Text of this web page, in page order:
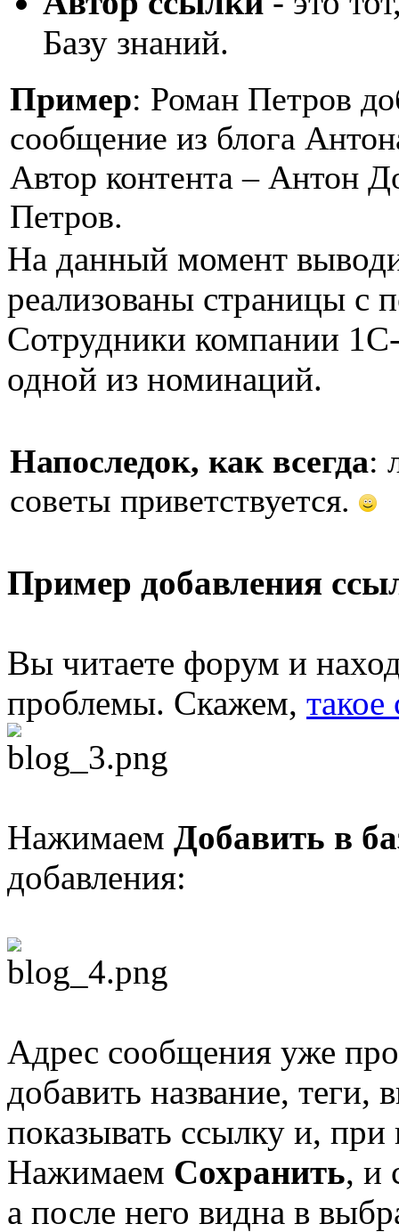
Базу знаний.
Пример: Роман Петров
сообщение из блога
Автор контента – Антон
Петров.
На данный момент
реализованы страницы с
Сотрудники компании
одной из номинаций.
Напоследок, как всегда:
советы приветствуется.
Пример добавления
Вы читаете форум и
проблемы. Скажем,
Нажимаем Добавить в
добавления:
Адрес сообщения уже
добавить название, теги,
показывать ссылку и,
Нажимаем Сохранить, и
а после него видна в